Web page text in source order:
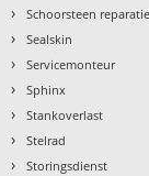
› Schoorsteen reparatie
› Sealskin
› Servicemonteur
› Sphinx
› Stankoverlast
› Stelrad
› Storingsdienst